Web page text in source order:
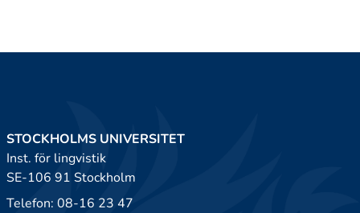
STOCKHOLMS UNIVERSITET
Inst. för lingvistik
SE-106 91 Stockholm
Telefon: 08-16 23 47